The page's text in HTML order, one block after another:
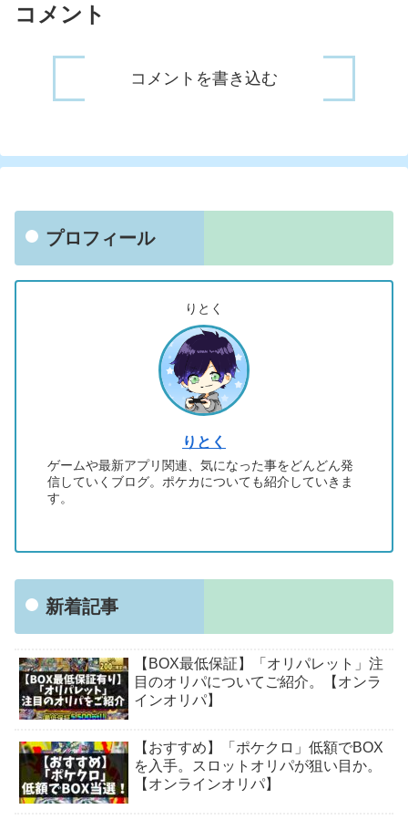
コメント
コメントを書き込む
プロフィール
りとく
りとく
ゲームや最新アプリ関連、気になった事をどんどん発
信していくブログ。ポケカについても紹介していきま
す。
新着記事
【BOX最低保証】「オリパレット」注
目のオリパについてご紹介。【オンラ
インオリパ】
【おすすめ】「ポケクロ」低額でBOX
を入手。スロットオリパが狙い目か。
【オンラインオリパ】